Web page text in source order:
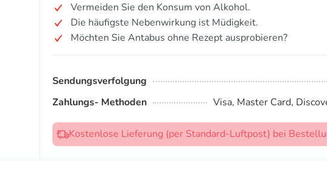
Vermeiden Sie den Konsum von Alkohol.
Die häufigste Nebenwirkung ist Müdigkeit.
Möchten Sie Antabus ohne Rezept ausprobieren?
Sendungsverfolgung
Zahlungs- Methoden
Visa, Master Card,
Kostenlose Lieferung (per Standard-Luftpost) bei